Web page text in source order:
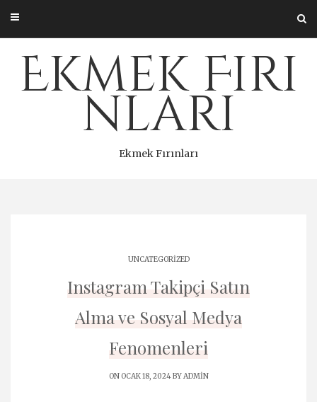
content
Ekmek Fırı
nları
Ekmek Fırınları
UNCATEGORIZED
Instagram Takipçi Satın
Alma ve Sosyal Medya
Fenomenleri
ON OCAK 18, 2024 BYADMIN